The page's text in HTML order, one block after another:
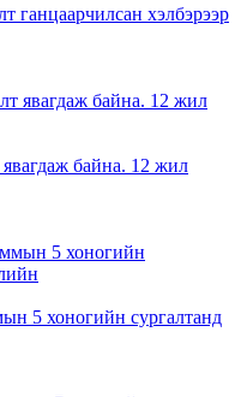
ганцаарчилсан хэлбэрээр
байна. 12 жил
5 хоногийн сургалтанд